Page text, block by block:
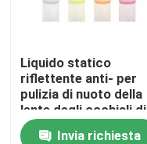
Casa
Liquido statico
riflettente anti- per
pulizia di nuoto della
lente degli occhiali di
protezione
Invia richiesta